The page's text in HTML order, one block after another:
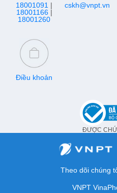
18001091 |
18001166|
18001260
cskh@vnpt.vn
Điều khoản
ĐƯỢC
Theo dõi chúng
VNPT